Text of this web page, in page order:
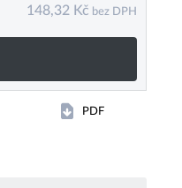
148,32 Kč bez DPH
PDF